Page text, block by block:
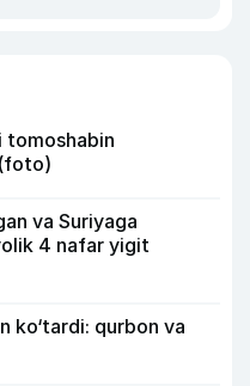
tomoshabin
va Suriyaga
4 nafar yigit
ko‘tardi: qurbon va